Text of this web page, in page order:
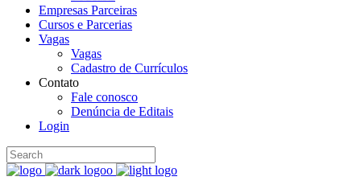
Empresas Parceiras
Cursos e Parcerias
Vagas
Vagas
Cadastro de Currículos
Contato
Fale conosco
Denúncia de Editais
Login